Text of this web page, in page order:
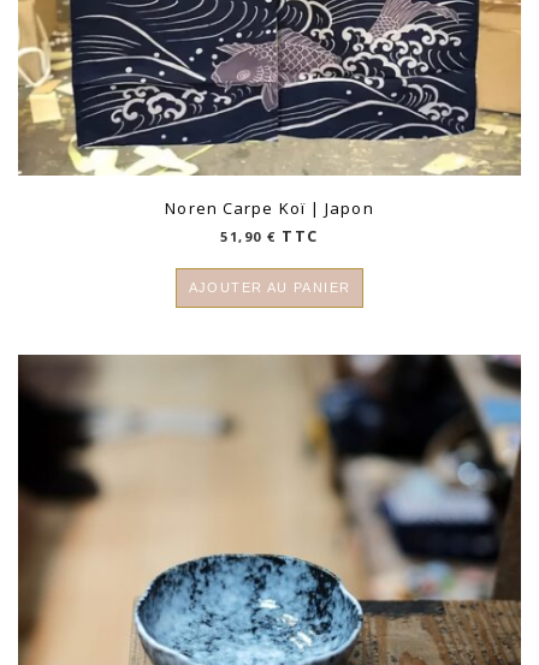
Noren Carpe Koï | Japon
51,90€ TTC
AJOUTER AU PANIER